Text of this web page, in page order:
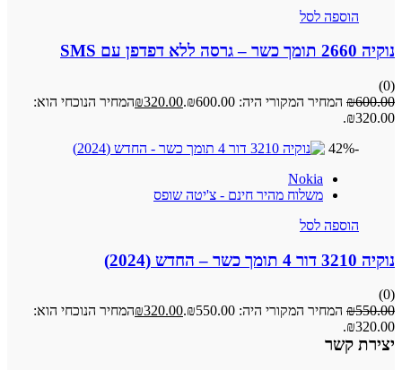
הוספה לסל
נוקיה 2660 תומך כשר – גרסה ללא דפדפן עם SMS
(0)
₪600.00 המחיר המקורי היה: ₪600.00. ₪320.00
המחיר הנוכחי הוא:
₪320.00.
-42%
Nokia
משלוח מהיר חינם - צ'יטה שופס
הוספה לסל
נוקיה 3210 דור 4 תומך כשר – החדש (2024)
(0)
₪550.00 המחיר המקורי היה: ₪550.00. ₪320.00
המחיר הנוכחי הוא:
₪320.00.
יצירת קשר